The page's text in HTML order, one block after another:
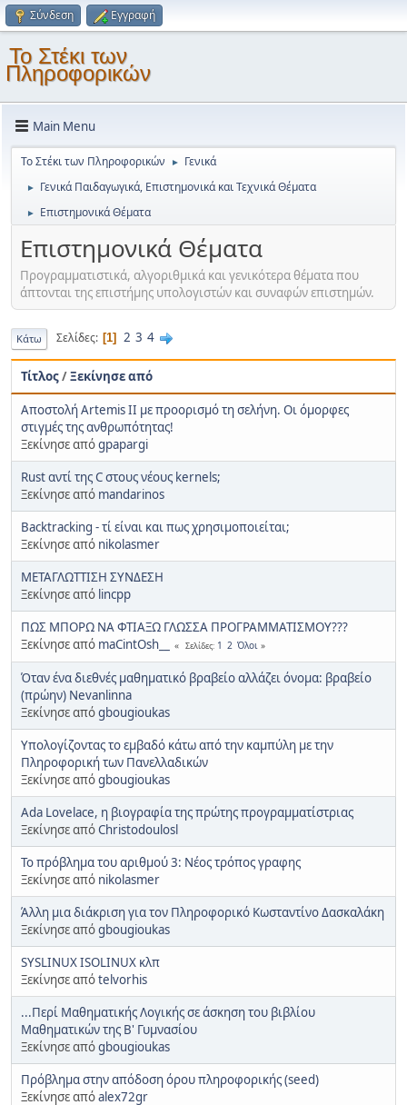
Σύνδεση Εγγραφή
Το Στέκι των
Πληροφορικών
Main Menu
Το Στέκι των Πληροφορικών ► Γενικά
► Γενικά Παιδαγωγικά, Επιστημονικά και Τεχνικά Θέματα
► Επιστημονικά Θέματα
Επιστημονικά Θέματα
Προγραμματιστικά, αλγοριθμικά και γενικότερα θέματα που
άπτονται της επιστήμης υπολογιστών και συναφών επιστημών.
Κάτω Σελίδες 1 2 3 4
Τίτλος/Ξεκίνησε από
Αποστολή Artemis II με προορισμό τη σελήνη. Οι όμορφες
στιγμές της ανθρωπότητας!
Ξεκίνησε απόgpapargi
Rust αντί της C στους νέους kernels;
Ξεκίνησε από mandarinos
Backtracking - τί είναι και πως χρησιμοποιείται;
Ξεκίνησε από nikolasmer
ΜΕΤΑΓΛΩΤΤΙΣΗ ΣΥΝΔΕΣΗ
Ξεκίνησε από lincpp
ΠΩΣ ΜΠΟΡΩ ΝΑ ΦΤΙΑΞΩ ΓΛΩΣΣΑ ΠΡΟΓΡΑΜΜΑΤΙΣΜΟΥ???
Ξεκίνησε από maCintOsh__ Σελίδες 1 2 Όλοι
Όταν ένα διεθνές μαθηματικό βραβείο αλλάζει όνομα: βραβείο
(πρώην) Nevanlinna
Ξεκίνησε απόgbougioukas
Υπολογίζοντας το εμβαδό κάτω από την καμπύλη με την
Πληροφορική των Πανελλαδικών
Ξεκίνησε απόgbougioukas
Ada Lovelace, η βιογραφία της πρώτης προγραμματίστριας
Ξεκίνησε απόChristodoulosl
Το πρόβλημα του αριθμού 3: Νέος τρόπος γραφης
Ξεκίνησε από nikolasmer
Άλλη μια διάκριση για τον Πληροφορικό Κωσταντίνο Δασκαλάκη
Ξεκίνησε απόgbougioukas
SYSLINUX ISOLINUX κλπ
Ξεκίνησε απόtelvorhis
...Περί Μαθηματικής Λογικής σε άσκηση του βιβλίου
Μαθηματικών της Β' Γυμνασίου
Ξεκίνησε απόgbougioukas
Πρόβλημα στην απόδοση όρου πληροφορικής (seed)
Ξεκίνησε απόalex72gr